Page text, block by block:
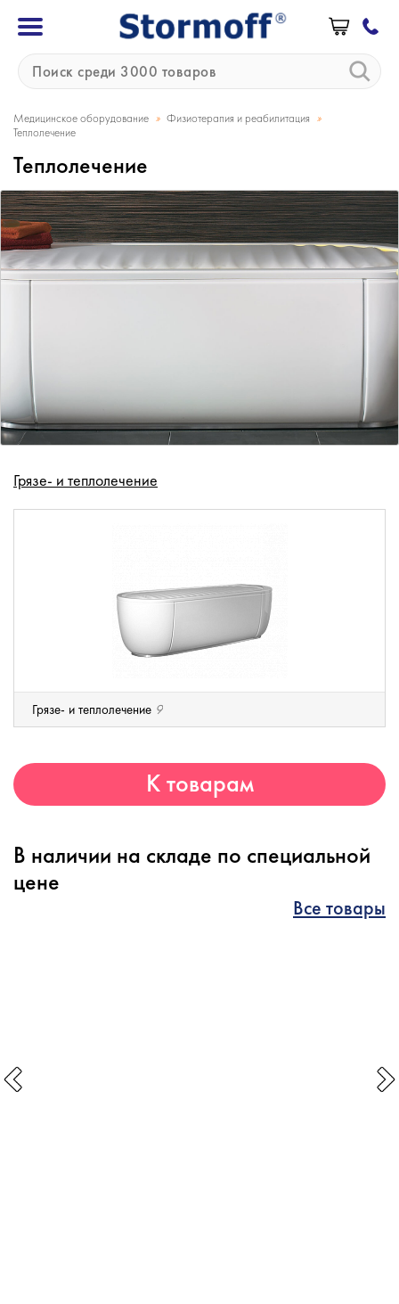
Медицинское оборудование » Физиотерапия и реабилитация »
Теплолечение
Теплолечение
Грязе- и теплолечение
Грязе- и теплолечение 9
К товарам
В наличии на складе по специальной
цене
Все товары